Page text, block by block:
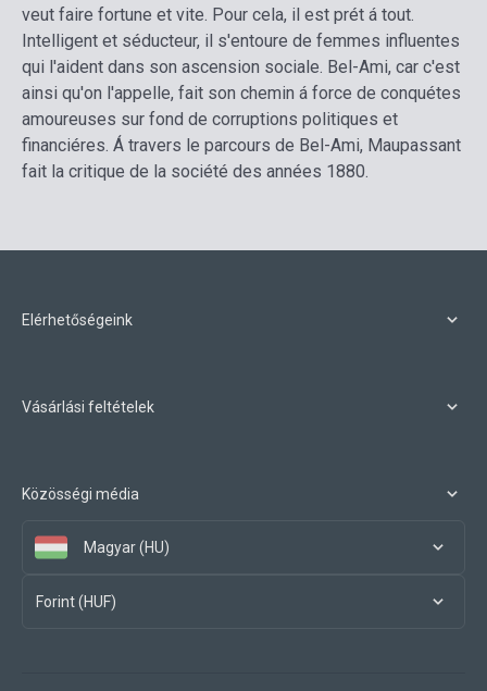
veut faire fortune et vite. Pour cela, il est prét á tout.
Intelligent et séducteur, il s'entoure de femmes influentes
qui l'aident dans son ascension sociale. Bel-Ami, car c'est
ainsi qu'on l'appelle, fait son chemin á force de conquétes
amoureuses sur fond de corruptions politiques et
financiéres. Á travers le parcours de Bel-Ami, Maupassant
fait la critique de la société des années 1880.
Elérhetőségeink
Vásárlási feltételek
Közösségi média
Magyar (HU)
Forint (HUF)